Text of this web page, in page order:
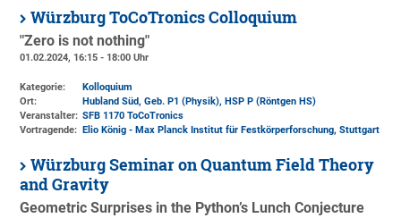
Würzburg ToCoTronics Colloquium
"Zero is not nothing"
01.02.2024, 16:15 - 18:00 Uhr
Kategorie:
Kolloquium
Ort:
Hubland Süd, Geb. P1 (Physik), HSP P (Röntgen HS)
Veranstalter: SFB 1170 ToCoTronics
Vortragende:
Elio König - Max Planck Institut für Festkörperforschung, Stuttgart
Würzburg Seminar on Quantum Field Theory
and Gravity
Geometric Surprises in the Python’s Lunch Conjecture